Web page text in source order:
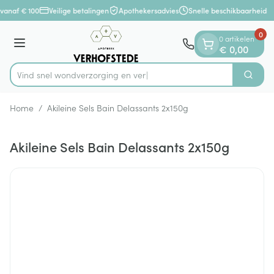
Ga naar de inhoud
1 van 1
€ 100 Veilige betalingen Apothekersadvies Snelle beschikbaarheid
Menu
Product, merk, categorie...
Vind snel wondverzorgin Zoek
0 artikelen
€ 0,00
0
Home / Akileine Sels Bain Delassants 2x150g
Akileine Sels Bain Delassants 2x150g